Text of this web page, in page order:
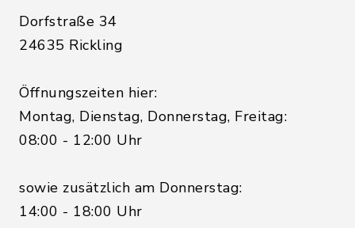
Dorfstraße 34
24635 Rickling
Öffnungszeiten hier:
Montag, Dienstag, Donnerstag, Freitag:
08:00 - 12:00 Uhr
sowie zusätzlich am Donnerstag:
14:00 - 18:00 Uhr